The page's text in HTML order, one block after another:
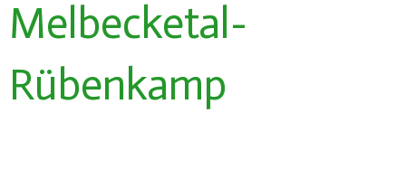
Melbecketal-
Rübenkamp